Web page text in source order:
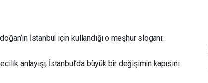
İstanbul için kullandığı o meşhur sloganı:
anlayışı, İstanbul’da büyük bir değişimin kapısını